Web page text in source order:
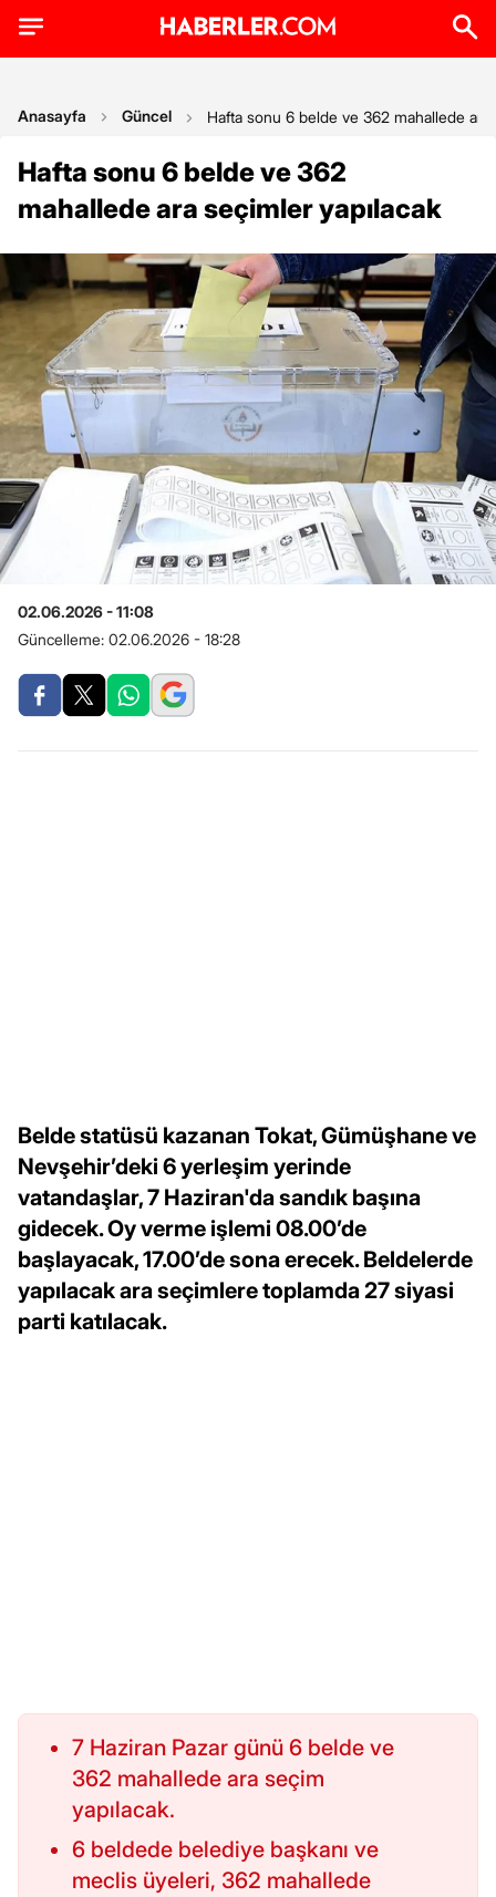
Anasayfa Güncel Hafta sonu 6 belde ve 362 mahallede ara
Hafta sonu 6 belde ve 362
mahallede ara seçimler yapılacak
02.06.2026 - 11:08
Güncelleme: 02.06.2026 - 18:28
Belde statüsü kazanan Tokat, Gümüşhane ve
Nevşehir’deki 6 yerleşim yerinde
vatandaşlar, 7 Haziran'da sandık başına
gidecek. Oy verme işlemi 08.00’de
başlayacak, 17.00’de sona erecek. Beldelerde
yapılacak ara seçimlere toplamda 27 siyasi
parti katılacak.
7 Haziran Pazar günü 6 belde ve
362 mahallede ara seçim
yapılacak.
6 beldede belediye başkanı ve
meclis üyeleri, 362 mahallede